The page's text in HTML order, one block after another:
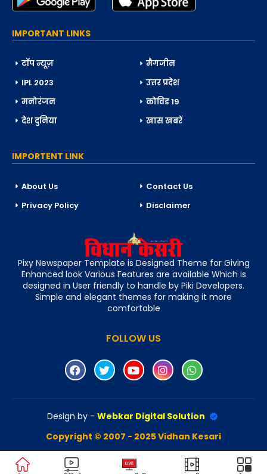
IMPORTANT LINKS
टॉप न्यूज़
मैगजीन
IPL 2023
उत्तर प्रदेश
मनोरंजन
कोविड 19
देश दुनिया
खास खबरें
IMPORTENT LINK
About Us
Contact Us
Privacy Policy
Disclaimer
Pixy Newspaper Template is Designed Theme for Giving
Enhanced look Various Features are available Which is
designed in User friendly to handle by Piki Developers.
Simple and elegant themes for making it more
comfortable
FOLLOW US
Design by - Webkar Digital Solution
Copyright © 2007 - 2025 Vidhan Kesari